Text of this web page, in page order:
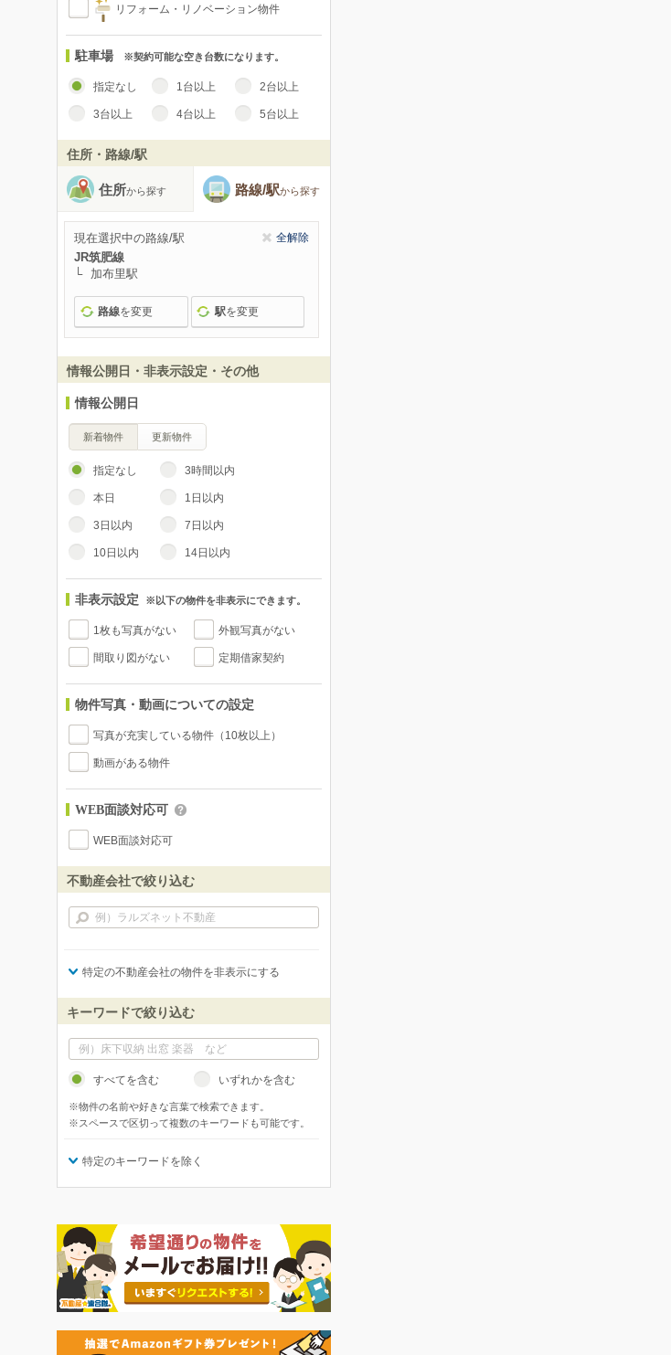
リフォーム・リノベーション物件
駐車場 ※契約可能な空き台数になります。
指定なし 1台以上 2台以上
3台以上 4台以上 5台以上
住所・路線/駅
住所から探す 路線/駅から探す
現在選択中の路線/駅 全解除
JR筑肥線
加布里駅
路線を変更 駅を変更
情報公開日・非表示設定・その他
情報公開日
新着物件 更新物件
指定なし 3時間以内
本日 1日以内
3日以内 7日以内
10日以内 14日以内
非表示設定 ※以下の物件を非表示にできます。
1枚も写真がない 外観写真がない
間取り図がない 定期借家契約
物件写真・動画についての設定
写真が充実している物件（10枚以上）
動画がある物件
WEB面談対応可
WEB面談対応可
不動産会社で絞り込む
特定の不動産会社の物件を非表示にする
キーワードで絞り込む
すべてを含む いずれかを含む
※物件の名前や好きな言葉で検索できます。
※スペースで区切って複数のキーワードも可能です。
特定のキーワードを除く